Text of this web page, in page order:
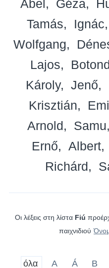
Ábel
Géza
Tamás
Ignác
Wolfgang
Lajos
Károly
Jenő
Krisztián
Arnold
Samu
Ernő
Albert
Richárd
Οι λέξεις στη λίστα Fiú
παιχνιδιού
όλα A Á B